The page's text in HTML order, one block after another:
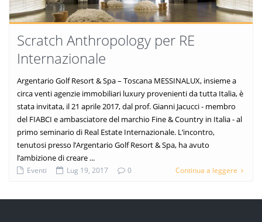
Scratch Anthropology per RE
Internazionale
Argentario Golf Resort & Spa – Toscana MESSINALUX, insieme a
circa venti agenzie immobiliari luxury provenienti da tutta Italia, è
stata invitata, il 21 aprile 2017, dal prof. Gianni Jacucci - membro
del FIABCI e ambasciatore del marchio Fine & Country in Italia - al
primo seminario di Real Estate Internazionale. L’incontro,
tenutosi presso l’Argentario Golf Resort & Spa, ha avuto
l’ambizione di creare ...
Eventi Lug 19, 2017 0 Continua a leggere